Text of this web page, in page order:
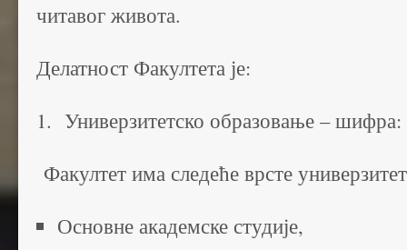
читавог живота.
Делатност Факултета је:
1. Универзитетско образовање – шифра:
Факултет има следеће врсте
Основне академске студије,